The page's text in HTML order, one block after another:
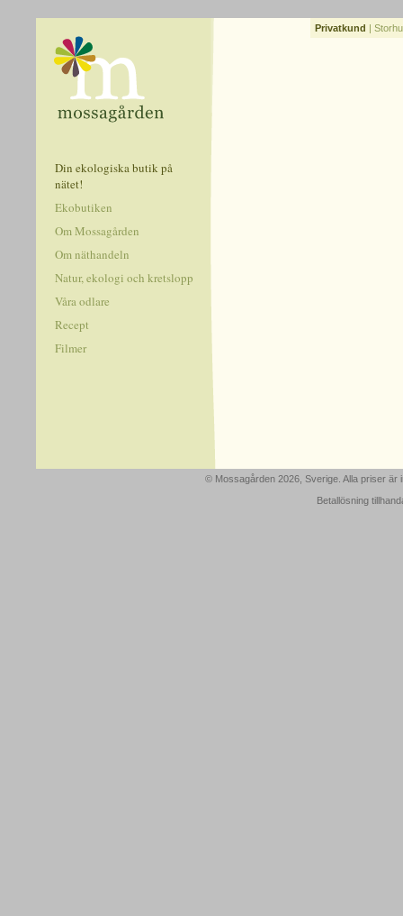
Din ekologiska butik på
nätet!
Ekobutiken
Om Mossagården
Om näthandeln
Natur, ekologi och kretslopp
Våra odlare
Recept
Filmer
Privatkund |
© Mossagården 2026, Sverige. Alla priser
Betallösning